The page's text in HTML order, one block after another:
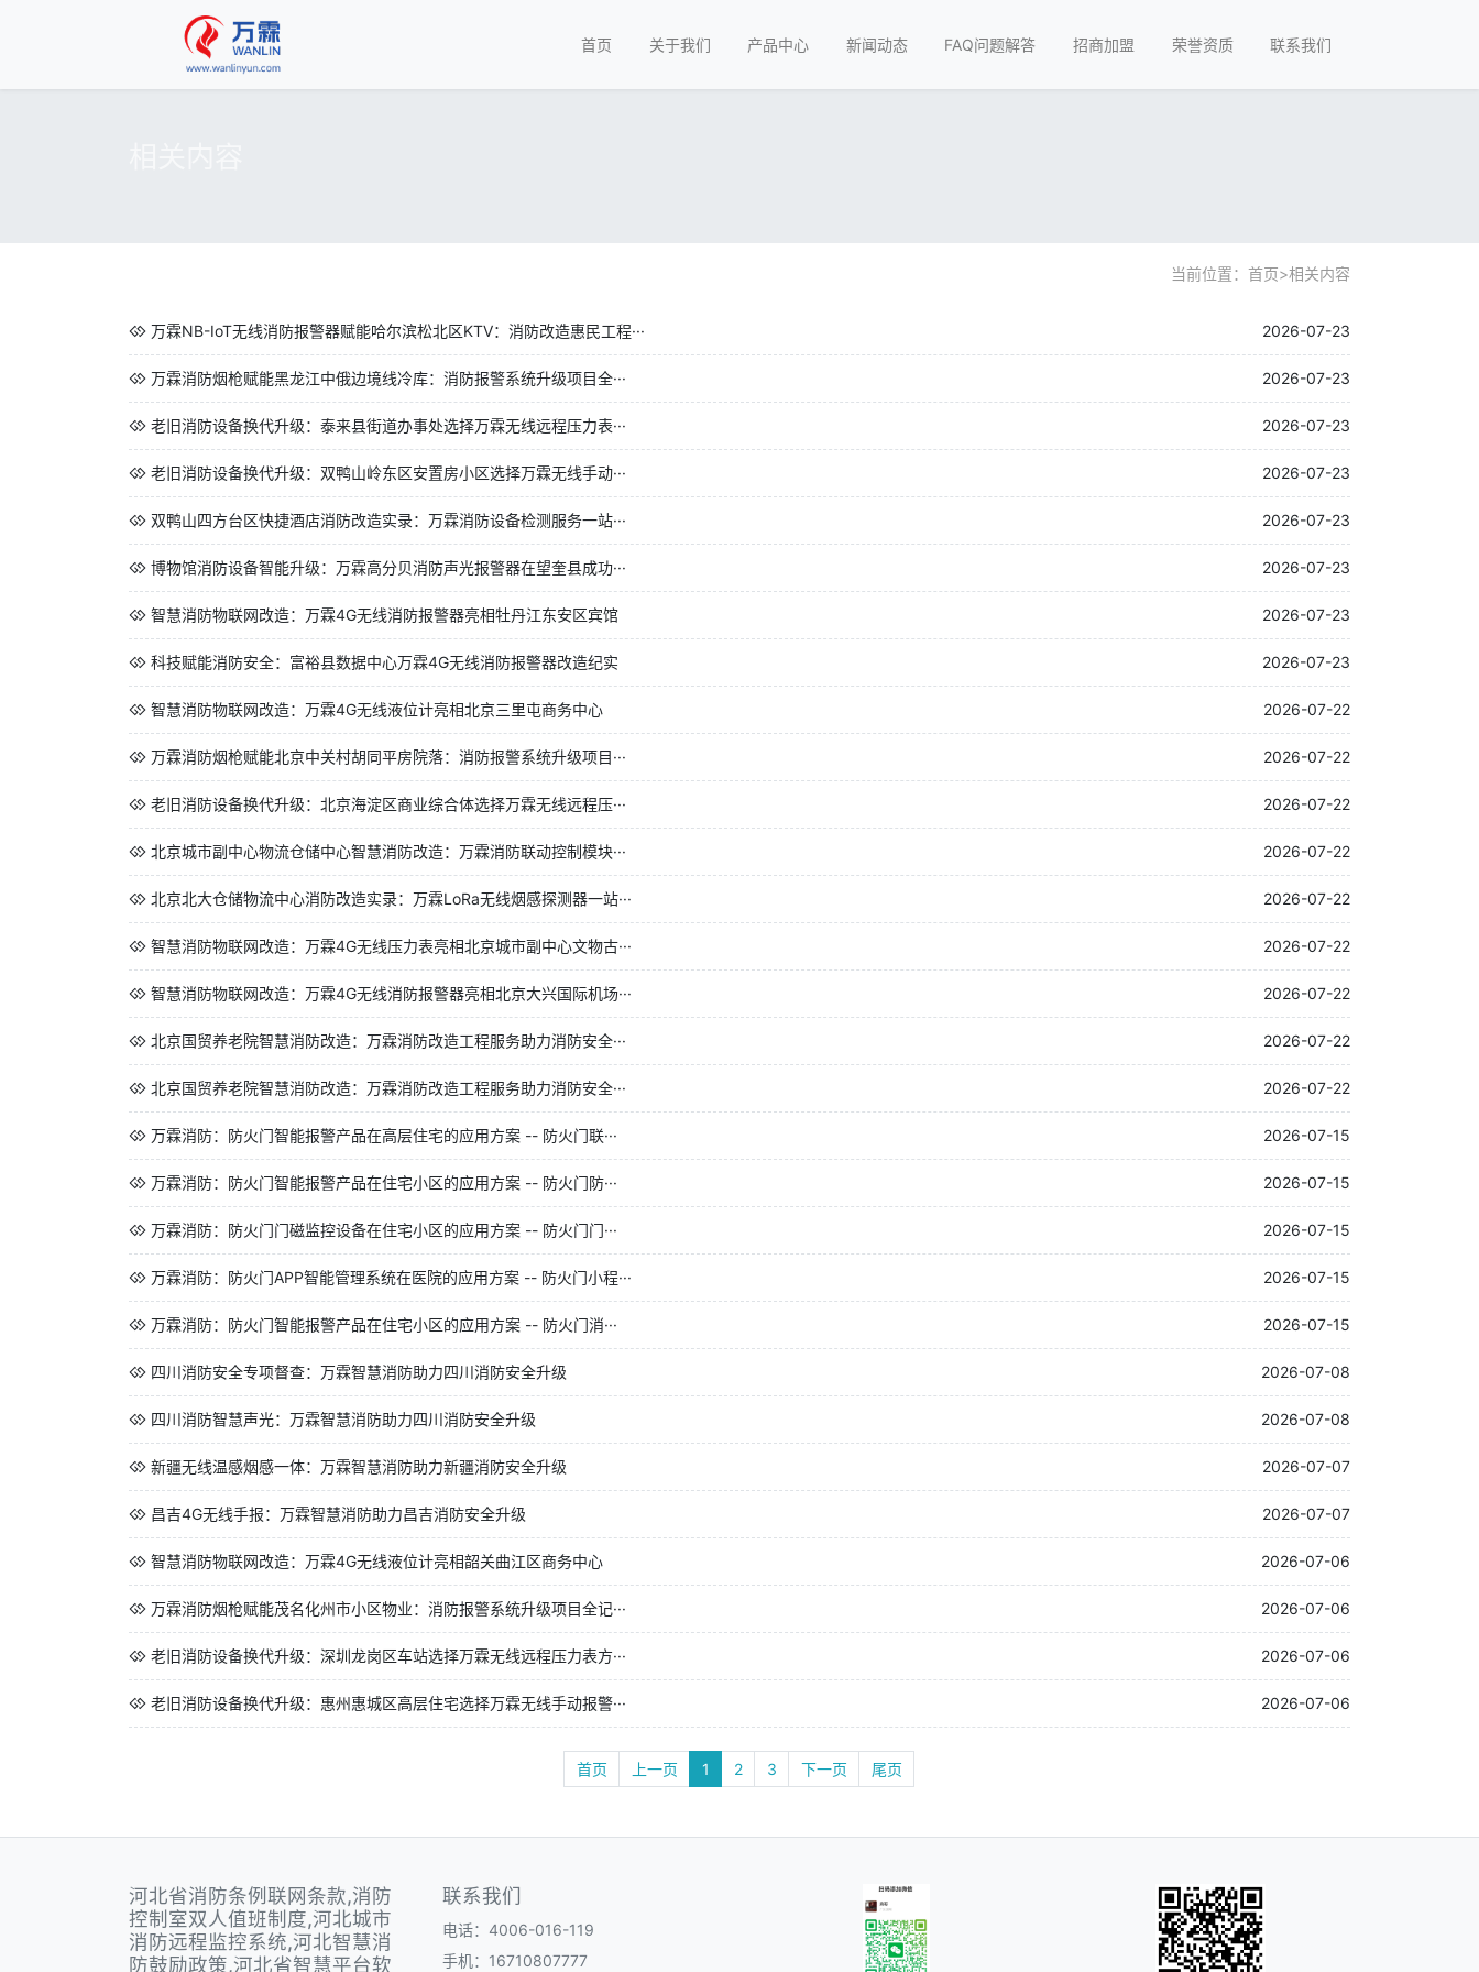
首页 关于我们 产品中心 新闻动态 FAQ问题解答 招商加盟 荣誉资质 联系我们
当前位置： 首页>相关内容
万霖NB-IoT无线消防报警器赋能哈尔滨松北区KTV：消防改造惠民工程··· 2026-07-23
万霖消防烟枪赋能黑龙江中俄边境线冷库：消防报警系统升级项目全··· 2026-07-23
老旧消防设备换代升级：泰来县街道办事处选择万霖无线远程压力表··· 2026-07-23
老旧消防设备换代升级：双鸭山岭东区安置房小区选择万霖无线手动··· 2026-07-23
双鸭山四方台区快捷酒店消防改造实录：万霖消防设备检测服务一站··· 2026-07-23
博物馆消防设备智能升级：万霖高分贝消防声光报警器在望奎县成功··· 2026-07-23
智慧消防物联网改造：万霖4G无线消防报警器亮相牡丹江东安区宾馆 2026-07-23
科技赋能消防安全：富裕县数据中心万霖4G无线消防报警器改造纪实 2026-07-23
智慧消防物联网改造：万霖4G无线液位计亮相北京三里屯商务中心 2026-07-22
万霖消防烟枪赋能北京中关村胡同平房院落：消防报警系统升级项目··· 2026-07-22
老旧消防设备换代升级：北京海淀区商业综合体选择万霖无线远程压··· 2026-07-22
北京城市副中心物流仓储中心智慧消防改造：万霖消防联动控制模块··· 2026-07-22
北京北大仓储物流中心消防改造实录：万霖LoRa无线烟感探测器一站··· 2026-07-22
智慧消防物联网改造：万霖4G无线压力表亮相北京城市副中心文物古··· 2026-07-22
智慧消防物联网改造：万霖4G无线消防报警器亮相北京大兴国际机场··· 2026-07-22
北京国贸养老院智慧消防改造：万霖消防改造工程服务助力消防安全··· 2026-07-22
北京国贸养老院智慧消防改造：万霖消防改造工程服务助力消防安全··· 2026-07-22
万霖消防：防火门智能报警产品在高层住宅的应用方案 -- 防火门联··· 2026-07-15
万霖消防：防火门智能报警产品在住宅小区的应用方案 -- 防火门防··· 2026-07-15
万霖消防：防火门门磁监控设备在住宅小区的应用方案 -- 防火门门··· 2026-07-15
万霖消防：防火门APP智能管理系统在医院的应用方案 -- 防火门小程··· 2026-07-15
万霖消防：防火门智能报警产品在住宅小区的应用方案 -- 防火门消··· 2026-07-15
四川消防安全专项督查：万霖智慧消防助力四川消防安全升级 2026-07-08
四川消防智慧声光：万霖智慧消防助力四川消防安全升级 2026-07-08
新疆无线温感烟感一体：万霖智慧消防助力新疆消防安全升级 2026-07-07
昌吉4G无线手报：万霖智慧消防助力昌吉消防安全升级 2026-07-07
智慧消防物联网改造：万霖4G无线液位计亮相韶关曲江区商务中心 2026-07-06
万霖消防烟枪赋能茂名化州市小区物业：消防报警系统升级项目全记··· 2026-07-06
老旧消防设备换代升级：深圳龙岗区车站选择万霖无线远程压力表方··· 2026-07-06
老旧消防设备换代升级：惠州惠城区高层住宅选择万霖无线手动报警··· 2026-07-06
首页 上一页 1 2 3 下一页 尾页
河北省消防条例联网条款,消防
控制室双人值班制度,河北城市
消防远程监控系统,河北智慧消
防鼓励政策,河北省智慧平台软
联系我们
电话：4006-016-119
手机：16710807777